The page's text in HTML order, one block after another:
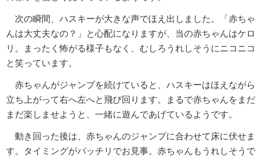
次の瞬間、ハスキーが大きな声でほえ出しました。「赤ちゃ
んは大丈夫なの？」と心配になりますが、当の赤ちゃんはケロ
リ。まったく怖がる様子もなく、むしろうれしそうにニコニコ
と笑っています。
赤ちゃんがジャンプを続けていると、ハスキーはほえながら
立ち上がって右へ左へと飛び回ります。まるで赤ちゃんをまだ
まだ楽しませようと、一緒に遊んであげているようです。
動き回った後は、赤ちゃんのジャンプに合わせて床に伏せま
す。タイミングがバッチリでお見事。赤ちゃんもうれしそうで